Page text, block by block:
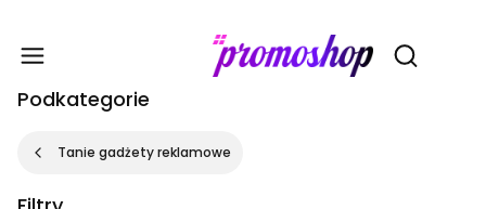
Otwórz
Podkategorie
Tanie gadżety reklamowe